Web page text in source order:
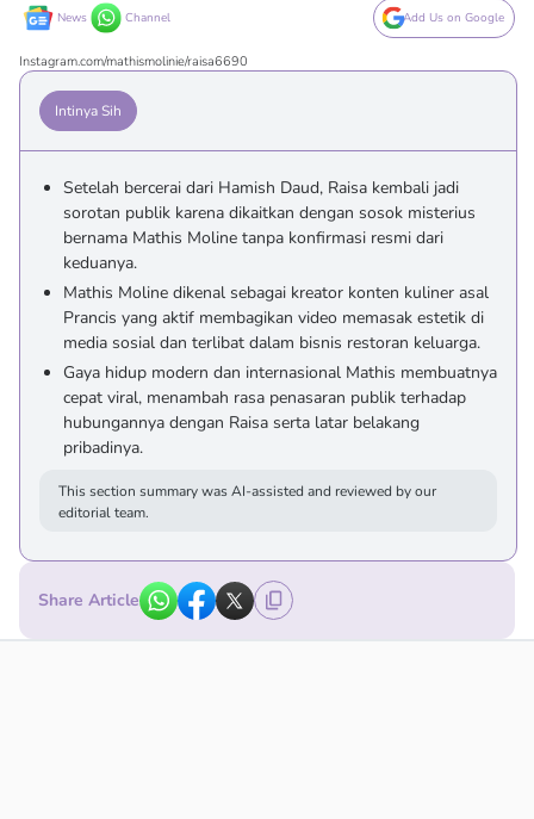
News Channel Add Us on Google
Instagram.com/mathismolinie/raisa6690
Intinya Sih
Setelah bercerai dari Hamish Daud, Raisa kembali jadi
sorotan publik karena dikaitkan dengan sosok misterius
bernama Mathis Moline tanpa konfirmasi resmi dari
keduanya.
Mathis Moline dikenal sebagai kreator konten kuliner asal
Prancis yang aktif membagikan video memasak estetik di
media sosial dan terlibat dalam bisnis restoran keluarga.
Gaya hidup modern dan internasional Mathis membuatnya
cepat viral, menambah rasa penasaran publik terhadap
hubungannya dengan Raisa serta latar belakang
pribadinya.
This section summary was AI-assisted and reviewed by our
editorial team.
Share Article